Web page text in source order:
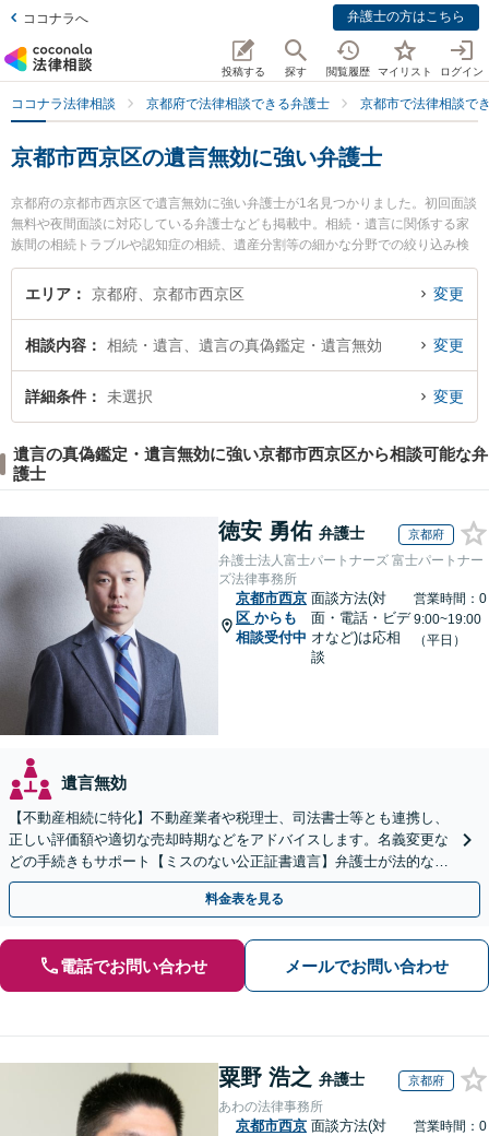
ココナラへ 弁護士の方はこちら
投稿する 探す 閲覧履歴 マイリスト ログイン
ココナラ法律相談 京都府で法律相談できる弁護士 京都市で法律相談で
京都市西京区の遺言無効に強い弁護士
京都府の京都市西京区で遺言無効に強い弁護士が1名見つかりました。初回面談
無料や夜間面談に対応している弁護士なども掲載中。相続・遺言に関係する家
族間の相続トラブルや認知症の相続、遺産分割等の細かな分野での絞り込み検
索もでき便利です。特に京都松田法律事務所の松田 哲郎弁護士のプロフィール
情報や弁護士費用、強みなどが注目されています。『京都市西京区で土日や夜
言無効を法律相談できる京都市西京区内の弁護士に相談予約したい』などでお
困りの相談者さんにおすすめです。
エリア 京都府、京都市西京区 変更
相談内容 相続・遺言、遺言の真偽鑑定・遺言無効 変更
詳細条件 未選択 変更
遺言の真偽鑑定・遺言無効に強い京都市西京区から相談可能な弁
護士
徳安 勇佑 弁護士 京都府
弁護士法人富士パートナーズ 富士パートナー
ズ法律事務所
京都市西京
区 からも
相談受付中
面談方法(対
面・電話・ビデ
オなど)は応相
談
営業時間：0
9:00~19:00
（平日）
遺言無効
【不動産相続に特化】不動産業者や税理士、司法書士等とも連携し、
正しい評価額や適切な売却時期などをアドバイスします。名義変更な
どの手続きもサポート【ミスのない公正証書遺言】弁護士が法的な観
点から遺言書を作成します。
料金表を見る
電話でお問い合わせ メールでお問い合わせ
粟野 浩之 弁護士 京都府
あわの法律事務所
京都市西京 面談方法(対
営業時間：0